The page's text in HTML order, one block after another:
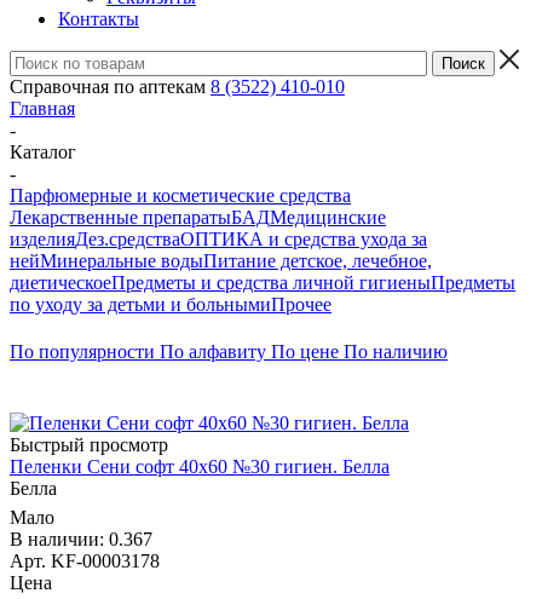
Контакты
Справочная по аптекам 8 (3522) 410-010
Главная
-
Каталог
-
Парфюмерные и косметические средства
Лекарственные препаратыБАДМедицинские
изделияДез.средстваОПТИКА и средства ухода за
нейМинеральные водыПитание детское, лечебное,
диетическоеПредметы и средства личной гигиеныПредметы
по уходу за детьми и больнымиПрочее
По популярности По алфавиту По цене По наличию
Быстрый просмотр
Пеленки Сени софт 40х60 №30 гигиен. Белла
Белла
Мало
В наличии: 0.367
Арт. KF-00003178
Цена